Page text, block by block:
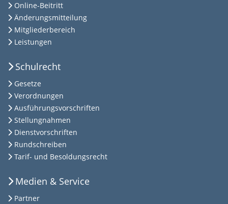
Online-Beitritt
Änderungsmitteilung
Mitgliederbereich
Leistungen
Schulrecht
Gesetze
Verordnungen
Ausführungsvorschriften
Stellungnahmen
Dienstvorschriften
Rundschreiben
Tarif- und Besoldungsrecht
Medien & Service
Partner